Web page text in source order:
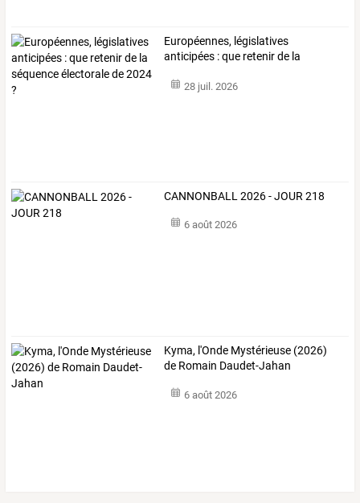
Européennes, législatives
anticipées :que retenirde la
28 juil. 2026
CANNONBALL 2026 - JOUR 218
6 août 2026
Kyma, l'Onde Mystérieuse (2026)
de Romain Daudet-Jahan
6 août 2026